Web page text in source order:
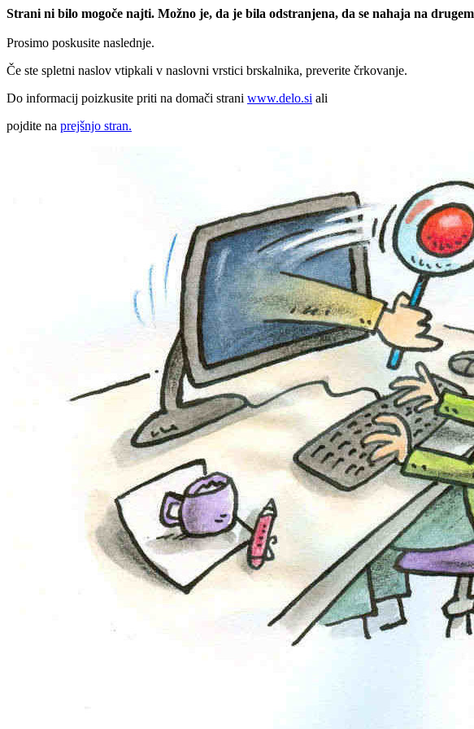
Strani ni bilo mogoče najti. Možno je, da je bila odstranjena, da se nahaja na
Prosimo poskusite naslednje.
Če ste spletni naslov vtipkali v naslovni vrstici brskalnika, preverite črkovanje.
Do informacij poizkusite priti na domači strani www.delo.si ali
pojdite na prejšnjo stran.